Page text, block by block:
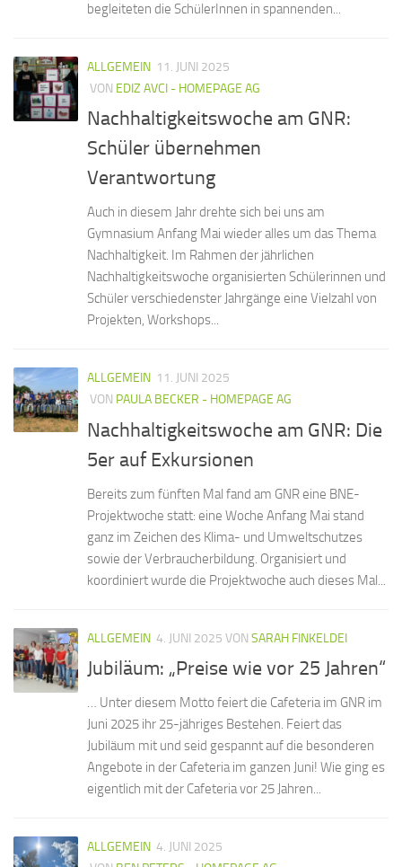
begleiteten die SchülerInnen in spannenden...
ALLGEMEIN 11. JUNI 2025
VON EDIZ AVCI - HOMEPAGE AG
Nachhaltigkeitswoche am GNR:
Schüler übernehmen
Verantwortung
Auch in diesem Jahr drehte sich bei uns am
Gymnasium Anfang Mai wieder alles um das Thema
Nachhaltigkeit. Im Rahmen der jährlichen
Nachhaltigkeitswoche organisierten Schülerinnen und
Schüler verschiedenster Jahrgänge eine Vielzahl von
Projekten, Workshops...
ALLGEMEIN 11. JUNI 2025
VON PAULA BECKER - HOMEPAGE AG
Nachhaltigkeitswoche am GNR: Die
5er auf Exkursionen
Bereits zum fünften Mal fand am GNR eine BNE-
Projektwoche statt: eine Woche Anfang Mai stand
ganz im Zeichen des Klima- und Umweltschutzes
sowie der Verbraucherbildung. Organisiert und
koordiniert wurde die Projektwoche auch dieses Mal...
ALLGEMEIN 4. JUNI 2025 VON SARAH FINKELDEI
Jubiläum: „Preise wie vor 25 Jahren“
… Unter diesem Motto feiert die Cafeteria im GNR im
Juni 2025 ihr 25-jähriges Bestehen. Feiert das
Jubiläum mit und seid gespannt auf die besonderen
Angebote in der Cafeteria im ganzen Juni! Wie ging es
eigentlich mit der Cafeteria vor 25 Jahren...
ALLGEMEIN 4. JUNI 2025